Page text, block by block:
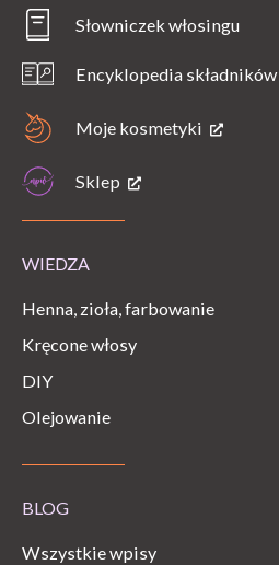
Słowniczek włosingu
Encyklopedia składników
Moje kosmetyki
Sklep
WIEDZA
Henna, zioła, farbowanie
Kręcone włosy
DIY
Olejowanie
BLOG
Wszystkie wpisy